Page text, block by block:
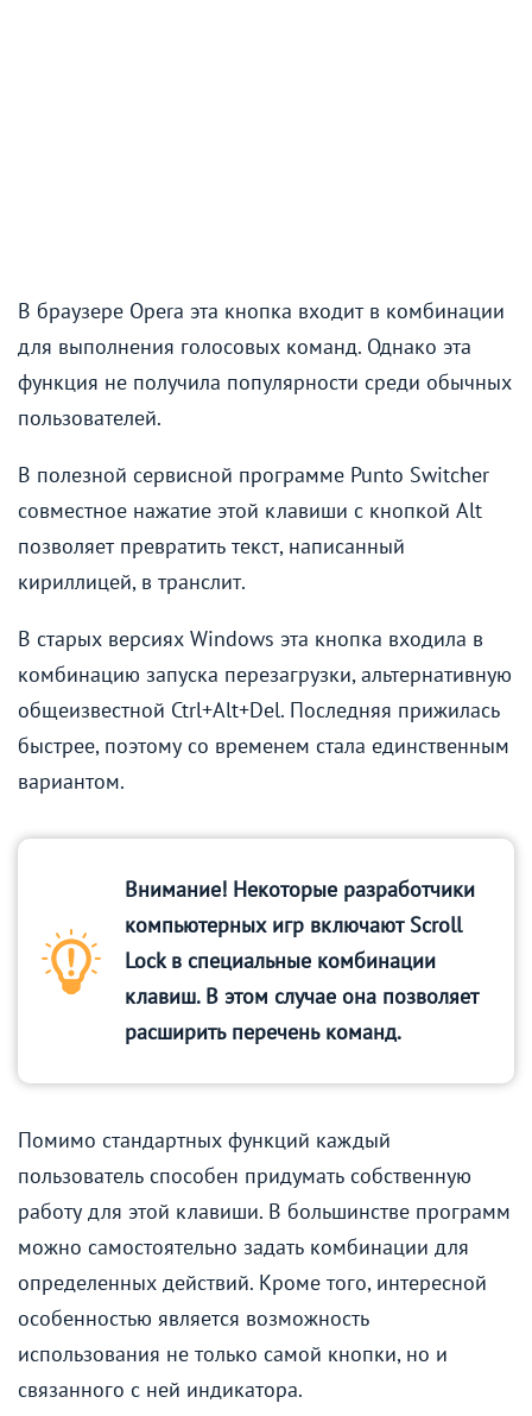
В браузере Opera эта кнопка входит в комбинации
для выполнения голосовых команд. Однако эта
функция не получила популярности среди обычных
пользователей.
В полезной сервисной программе Punto Switcher
совместное нажатие этой клавиши с кнопкой Alt
позволяет превратить текст, написанный
кириллицей, в транслит.
В старых версиях Windows эта кнопка входила в
комбинацию запуска перезагрузки, альтернативную
общеизвестной Ctrl+Alt+Del. Последняя прижилась
быстрее, поэтому со временем стала единственным
вариантом.
Внимание! Некоторые разработчики
компьютерных игр включают Scroll
Lock в специальные комбинации
клавиш. В этом случае она позволяет
расширить перечень команд.
Помимо стандартных функций каждый
пользователь способен придумать собственную
работу для этой клавиши. В большинстве программ
можно самостоятельно задать комбинации для
определенных действий. Кроме того, интересной
особенностью является возможность
использования не только самой кнопки, но и
связанного с ней индикатора.